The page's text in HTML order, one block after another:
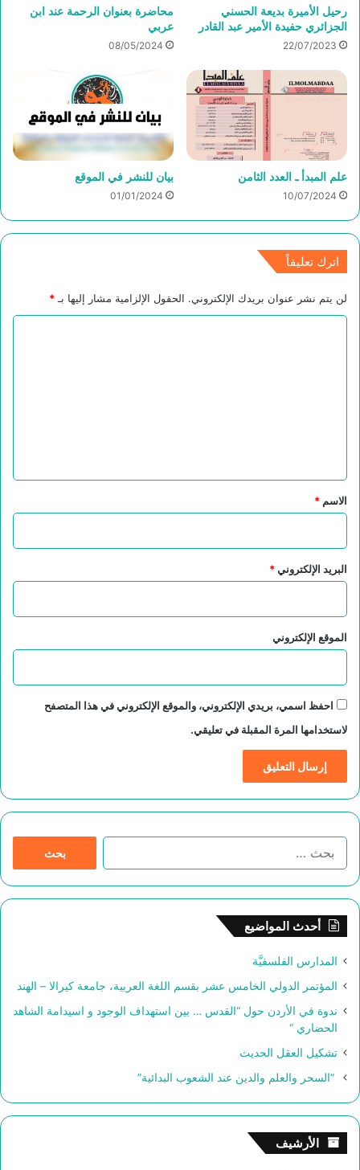
رحيل الأميرة بديعة الحسني
الجزائري حفيدة الأمير عبد القادر
22/07/2023
محاضرة بعنوان الرحمة عند ابن
عربي
08/05/2024
علم المبدأ ـ العدد الثامن
10/07/2024
بيان للنشر في الموقع
01/01/2024
اترك تعليقاً
لن يتم نشر عنوان بريدك الإلكتروني. الحقول الإلزامية مشار إليها بـ *
*
الاسم *
البريد الإلكتروني*
الموقع الإلكتروني
احفظ اسمي، بريدي الإلكتروني، والموقع الإلكتروني في هذا المتصفح
لاستخدامها المرة المقبلة في تعليقي.
أحدث المواضيع
المدارس الفلسفيَّة
المؤتمر الدولي الخامس عشر بقسم اللغة العربية، جامعة كيرالا – الهند
ندوة في الأردن حول “القدس … بين استهداف الوجود و اسيدامة الشاهد
الحضاري “
تشكيل العقل الحديث
“السحر والعلم والدين عند الشعوب البدائية”
الأرشيف